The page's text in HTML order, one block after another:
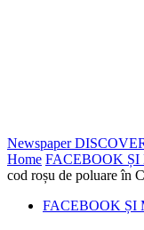
Newspaper
Home FACEBOOK
cod roșu de poluare în
FACEBOOK ȘI